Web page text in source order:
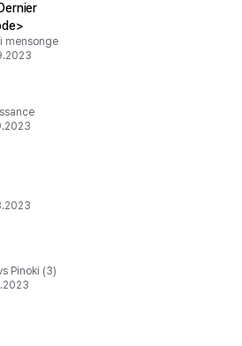
mensonge
Pinoki (3)